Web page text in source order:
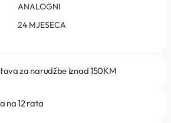
ANALOGNI
24 MJESECA
za narudžbe iznad 150KM
na 12 rata